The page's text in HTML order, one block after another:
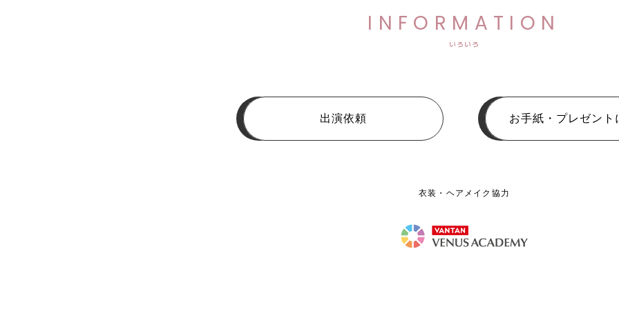
INFORMATION
いろいろ
出演依頼 お手紙・プレゼント
衣装・ヘアメイク協力